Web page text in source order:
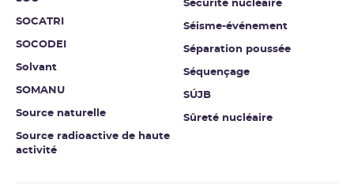
SOCATRI
SOCODEI
Solvant
SOMANU
Source naturelle
Source radioactive de haute
activité
Sécurité nucléaire
Séisme-événement
Séparation poussée
Séquençage
SÚJB
Sûreté nucléaire